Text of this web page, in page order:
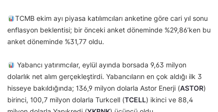
TCMB ekim ayı piyasa katılımcıları anketine göre cari yıl sonu
enflasyon beklentisi; bir önceki anket döneminde %29,86’ken bu
anket döneminde %31,77 oldu.
Yabancı yatırımcılar, eylül ayında borsada 9,63 milyon
dolarlık net alım gerçekleştirdi. Yabancıların en çok aldığı ilk 3
hisseye bakıldığında; 136,9 milyon dolarla Astor Enerji (ASTOR)
birinci, 100,7 milyon dolarla Turkcell (TCELL) ikinci ve 88,4